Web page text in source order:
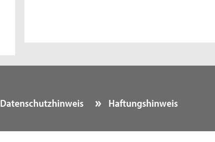
Datenschutzhinweis Haftungshinweis